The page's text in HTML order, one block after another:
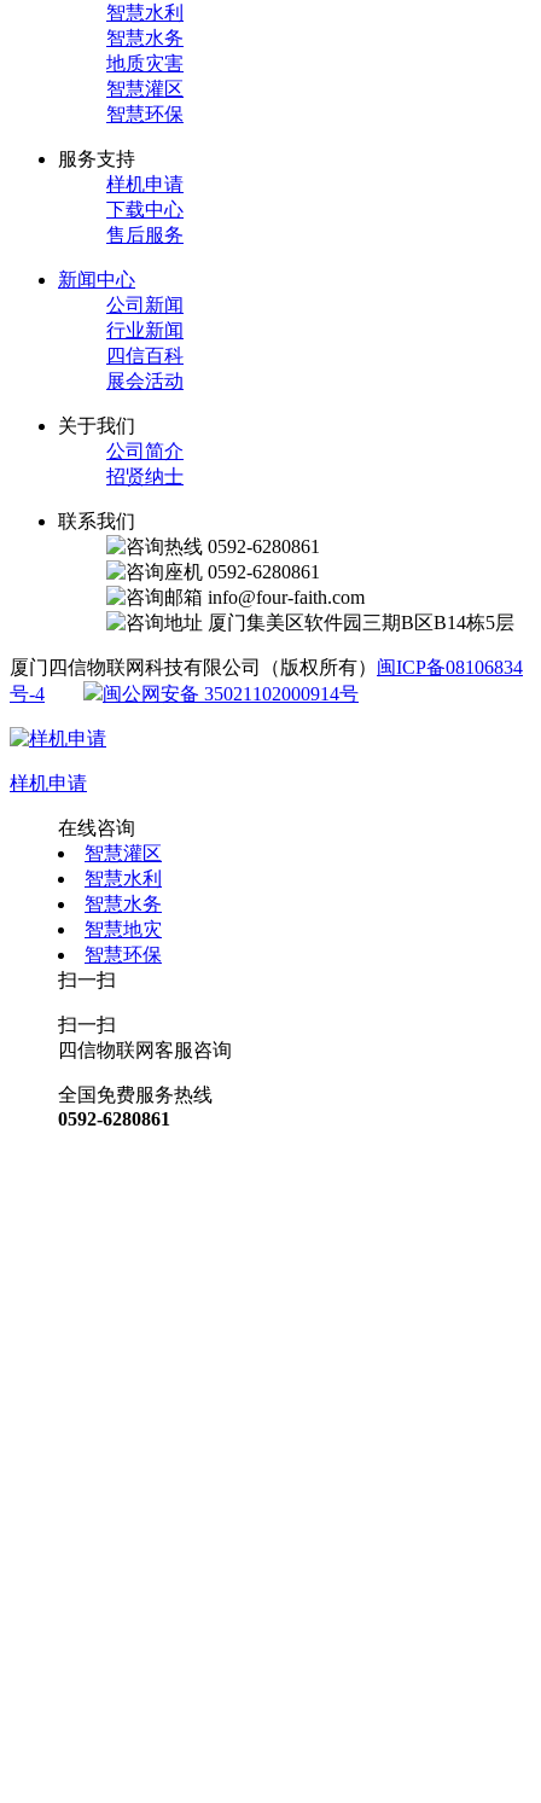
智慧水利
智慧水务
地质灾害
智慧灌区
智慧环保
服务支持
样机申请
下载中心
售后服务
新闻中心
公司新闻
行业新闻
四信百科
展会活动
关于我们
公司简介
招贤纳士
联系我们
0592-6280861
0592-6280861
info@four-faith.com
厦门集美区软件园三期B区B14栋5层
厦门四信物联网科技有限公司（版权所有） 闽ICP备08106834
号-4
闽公网安备 35021102000914号
样机申请
在线咨询
智慧灌区
智慧水利
智慧水务
智慧地灾
智慧环保
扫一扫
扫一扫
四信物联网客服咨询
全国免费服务热线
0592-6280861